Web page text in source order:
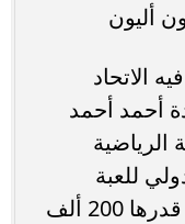
أليون
الاتحاد
أحمد أحمد
الرياضية
للعبة
بتجميده 5 سنوات وغرامة مالية قدرها 200 ألف